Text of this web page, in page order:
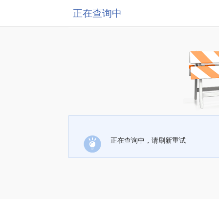
正在查询中
正在查询中，请刷新重试